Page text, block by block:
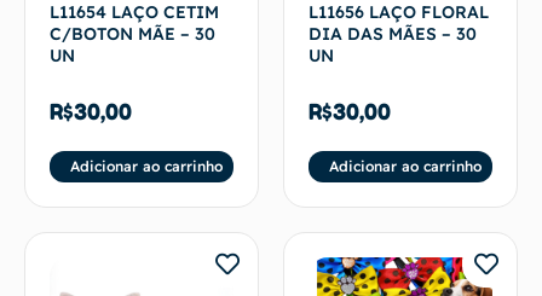
L11654 LAÇO CETIM
C/BOTON MÃE – 30
UN
R$30,00
Adicionar ao carrinho
L11656 LAÇO FLORAL
DIA DAS MÃES – 30
UN
R$30,00
Adicionar ao carrinho